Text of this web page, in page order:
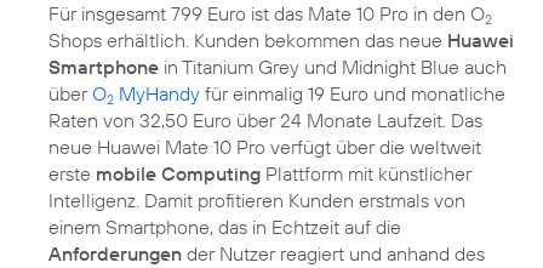
Für insgesamt 799 Euro ist das Mate 10 Pro in den O2
Shops erhältlich. Kunden bekommen das neue Huawei
Smartphone in Titanium Grey und Midnight Blue auch
überO2 MyHandy für einmalig 19 Euro und monatliche
Raten von 32,50 Euro über 24 Monate Laufzeit. Das
neue Huawei Mate 10 Pro verfügt über die weltweit
erste mobile Computing Plattform mit künstlicher
Intelligenz. Damit profitieren Kunden erstmals von
einem Smartphone, das in Echtzeit auf die
Anforderungen der Nutzer reagiert und anhand des